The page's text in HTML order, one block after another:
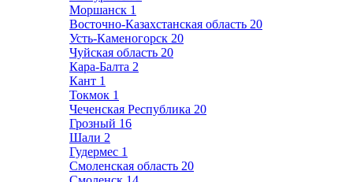
Моршанск 1
Восточно-Казахстанская область 20
Усть-Каменогорск 20
Чуйская область 20
Кара-Балта 2
Кант 1
Токмок 1
Чеченская Республика 20
Грозный 16
Шали 2
Гудермес 1
Смоленская область 20